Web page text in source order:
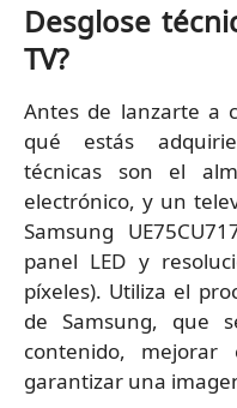
Desglose
TV?
Antes de lanzarte a
qué estás
técnicas son el
electrónico, y un
Samsung
panel LED y
píxeles). Utiliza el
de Samsung, que
contenido,
garantizar una